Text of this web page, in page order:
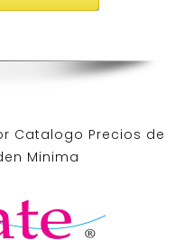
Catalogo Precios de
Minima